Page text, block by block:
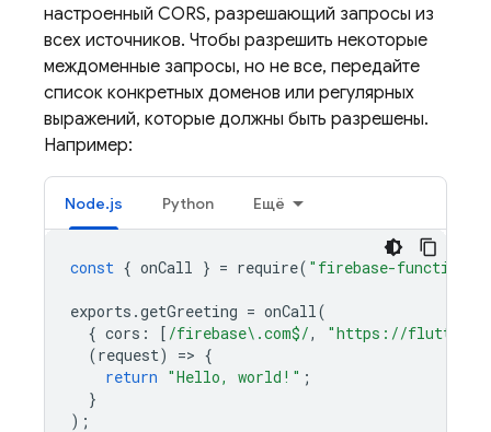
настроенный CORS, разрешающий запросы из
всех источников. Чтобы разрешить некоторые
междоменные запросы, но не все, передайте
список конкретных доменов или регулярных
выражений, которые должны быть разрешены.
Например:
Node.js Python Ещё
const { onCall } = require( "firebase-functions/
exports .getGreeting = onCall(
{ cors : [ /firebase\.com$/,
"https://
(request) => {
return "Hello, world!" ;
}
);